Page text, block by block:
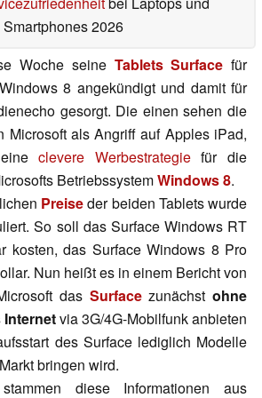
Smartphones 2026
Woche seine Tablets Surface für
8 angekündigt und damit für
gesorgt. Die einen sehen die
Microsoft als Angriff auf Apples iPad,
eineclevere Werbestrategiefür die
BetriebssystemWindows 8.
Preiseder beiden Tablets wurde
So soll das Surface Windows RT
kosten, das Surface Windows 8 Pro
Nun heißt es in einem Bericht von
das Surfacezunächstohne
via 3G/4G-Mobilfunk anbieten
des Surface lediglich Modelle
bringen wird.
diese Informationen aus